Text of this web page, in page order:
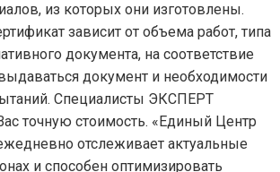
из которых они изготовлены.
зависит от объема работ, типа
документа, на соответствие
документ и необходимости
Специалисты ЭКСПЕРТ
точную стоимость. «Единый Центр
отслеживает актуальные
и способен оптимизировать